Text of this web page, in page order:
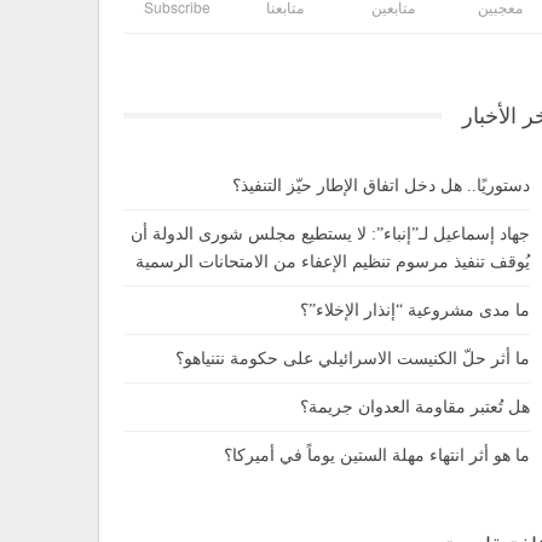
معجبين متابعين متابعنا Subscribe
الأخبار
دستوريًا.. هل دخل اتفاق الإطار حيّز التنفيذ؟
جهاد إسماعيل لـ”إنباء”: لا يستطيع مجلس شورى الدولة أن
يُوقف تنفيذ مرسوم تنظيم الإعفاء من الامتحانات الرسمية
ما مدى مشروعية “إنذار الإخلاء”؟
ما أثر حلّ الكنيست الاسرائيلي على حكومة نتنياهو؟
هل تُعتبر مقاومة العدوان جريمة؟
ما هو أثر انتهاء مهلة الستين يوماً في أميركا؟